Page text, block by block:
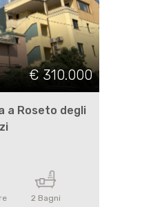
€ 310.000
a Roseto degli
2 Bagni